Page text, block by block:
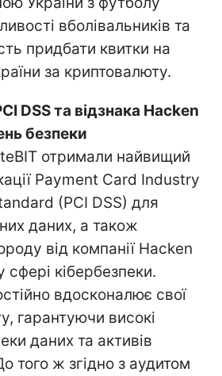
вболівальників та
придбати квитки на
за криптовалюту.
DSS та відзнака Hacken
безпеки
отримали найвищий
Payment Card Industry
(PCI DSS) для
даних, а також
від компанії Hacken
сфері кібербезпеки.
вдосконалює свої
гарантуючи високі
даних та активів
того ж згідно з аудитом